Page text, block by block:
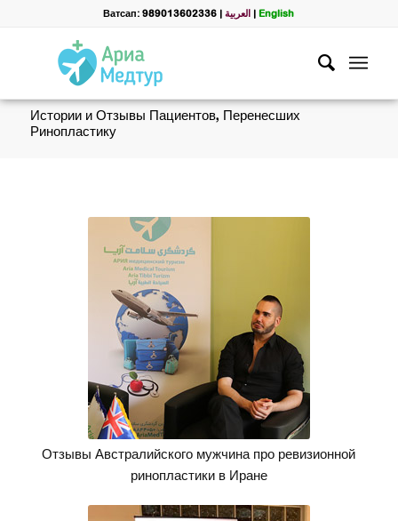
Ватсап: 989013602336 |العربية |English
Истории и Отзывы Пациентов, Перенесших
Ринопластику
Отзывы Австралийского мужчина про ревизионной
ринопластики в Иране